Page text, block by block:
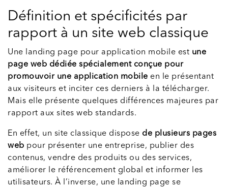
Définition et spécificités par
rapport à un site web classique
Une landing page pour application mobile est une
page web dédiée spécialement conçue pour
promouvoir une application mobile en le présentant
aux visiteurs et inciter ces derniers à la télécharger.
Mais elle présente quelques différences majeures par
rapport aux sites web standards.
En effet, un site classique dispose de plusieurs pages
web pour présenter une entreprise, publier des
contenus, vendre des produits ou des services,
améliorer le référencement global et informer les
utilisateurs. À l’inverse, une landing page se